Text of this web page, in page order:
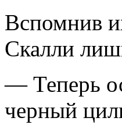
Вспомнив
Скалли
— Теперь
черный